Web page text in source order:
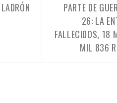
PARTE DE
26: LA
FALLECIDOS, 18
MIL 836